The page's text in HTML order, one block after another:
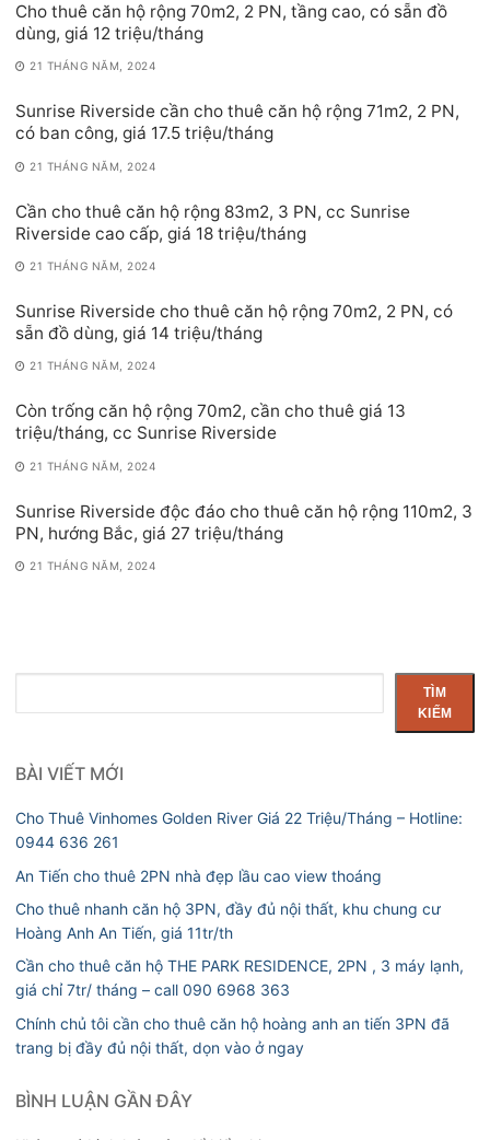
Cho thuê căn hộ rộng 70m2, 2 PN, tầng cao, có sẵn đồ
dùng, giá 12 triệu/tháng
21 THÁNG NĂM, 2024
Sunrise Riverside cần cho thuê căn hộ rộng 71m2, 2 PN,
có ban công, giá 17.5 triệu/tháng
21 THÁNG NĂM, 2024
Cần cho thuê căn hộ rộng 83m2, 3 PN, cc Sunrise
Riverside cao cấp, giá 18 triệu/tháng
21 THÁNG NĂM, 2024
Sunrise Riverside cho thuê căn hộ rộng 70m2, 2 PN, có
sẵn đồ dùng, giá 14 triệu/tháng
21 THÁNG NĂM, 2024
Còn trống căn hộ rộng 70m2, cần cho thuê giá 13
triệu/tháng, cc Sunrise Riverside
21 THÁNG NĂM, 2024
Sunrise Riverside độc đáo cho thuê căn hộ rộng 110m2, 3
PN, hướng Bắc, giá 27 triệu/tháng
21 THÁNG NĂM, 2024
kiếm
TÌM
KIẾM
BÀI VIẾT MỚI
Cho Thuê Vinhomes Golden River Giá 22 Triệu/Tháng – Hotline:
0944 636 261
An Tiến cho thuê 2PN nhà đẹp lầu cao view thoáng
Cho thuê nhanh căn hộ 3PN, đầy đủ nội thất, khu chung cư
Hoàng Anh An Tiến, giá 11tr/th
Cần cho thuê căn hộ THE PARK RESIDENCE, 2PN , 3 máy lạnh,
giá chỉ 7tr/ tháng – call 090 6968 363
Chính chủ tôi cần cho thuê căn hộ hoàng anh an tiến 3PN đã
trang bị đầy đủ nội thất, dọn vào ở ngay
BÌNH LUẬN GẦN ĐÂY